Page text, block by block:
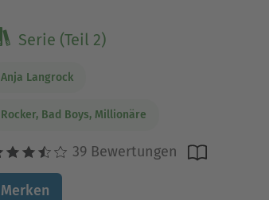
Serie (Teil 2)
Anja Langrock
Rocker, Bad Boys, Millionäre
39 Bewertungen
Merken